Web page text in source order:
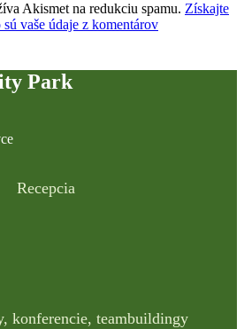
Akismet na redukciu spamu. Získajte
vaše údaje z komentárov
Park
Recepcia
konferencie, teambuildingy